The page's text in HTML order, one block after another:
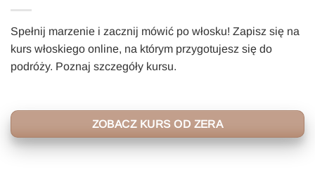
Spełnij marzenie i zacznij mówić po włosku! Zapisz się na
kurs włoskiego online, na którym przygotujesz się do
podróży. Poznaj szczegóły kursu.
ZOBACZ KURS OD ZERA